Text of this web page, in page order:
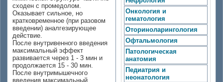
сходен с промедолом.
Оказывает сильное, но
кратковременное (при разовом
введении) аналгезирующее
действие.
После внутривенного введения
максимальный эффект
развивается через 1 - 3 мин и
продолжается 15 - 30 мин.
После внутримышечного
введения максимальный
Онкология и
гематология
Оториноларингология
Офтальмология
Патологическая
анатомия
Педиатрия и
неонатология